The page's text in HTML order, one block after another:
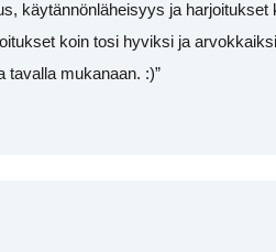
käytännönläheisyys ja harjoitukset
koin tosi hyviksi ja
tavalla mukanaan. :)”